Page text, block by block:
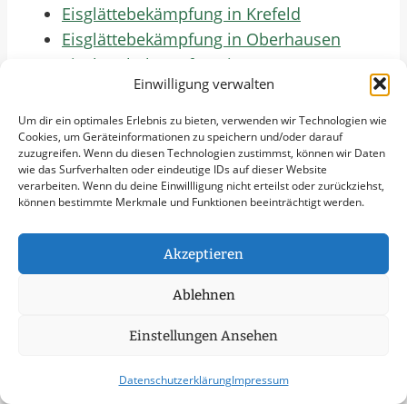
Einwilligung verwalten
Um dir ein optimales Erlebnis zu bieten, verwenden wir Technologien wie
Cookies, um Geräteinformationen zu speichern und/oder darauf
zuzugreifen. Wenn du diesen Technologien zustimmst, können wir Daten
wie das Surfverhalten oder eindeutige IDs auf dieser Website
verarbeiten. Wenn du deine Einwillligung nicht erteilst oder zurückziehst,
können bestimmte Merkmale und Funktionen beeinträchtigt werden.
Akzeptieren
Ablehnen
Einstellungen Ansehen
DatenschutzerklärungImpressum
Eisglättebekämpfung in Krefeld
Eisglättebekämpfung in Oberhausen
Eisglättebekämpfung in Hagen
Eisglättebekämpfung in Mülheim an der
Ruhr
Eisglättebekämpfung in Leverkusen
Eisglättebekämpfung in Solingen
Eisglättebekämpfung in Herne
Eisglättebekämpfung in Bottrop
Eisglättebekämpfung in Recklinghausen
Eisglättebekämpfung in Remscheid
Gladbach